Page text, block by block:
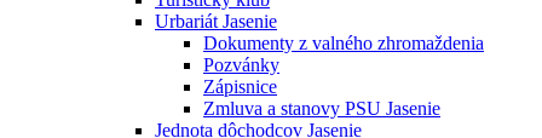
Urbariát Jasenie
Dokumenty z valného zhromaždenia
Pozvánky
Zápisnice
Zmluva a stanovy PSU Jasenie
Jednota dôchodcov Jasenie